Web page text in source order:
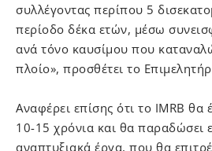
συλλέγοντας περίπου 5
περίοδο δέκα ετών, μέσω
ανά τόνο καυσίμου που
πλοίο», προσθέτει το
Αναφέρει επίσης ότι το IMRB θα
10-15 χρόνια και θα παραδώσει
αναπτυξιακά έργα, που θα